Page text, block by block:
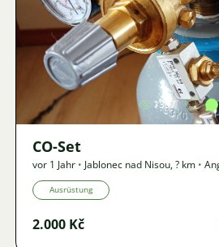
Bild
1357
CO-Set
vor 1 Jahr • Jablonec nad Nisou,? km •
Ausrüstung
2.000 Kč